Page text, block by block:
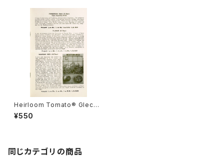
Heirloom Tomato® Gleckl
ers Seedmen's Ponderosa
Red Super Argentina Strain
ナ・ストレイン
¥550
同じカテゴリの商品